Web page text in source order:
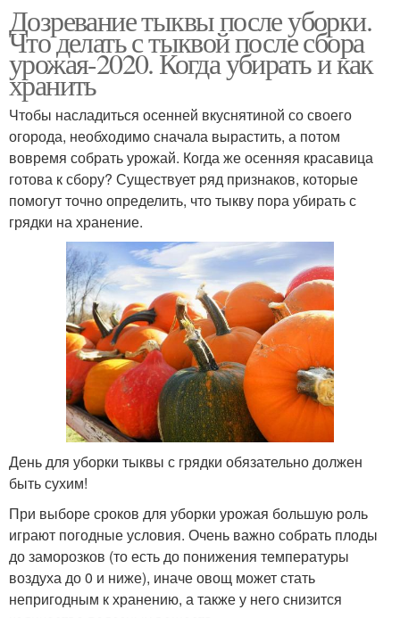
Дозревание тыквы после уборки.
Что делать с тыквой после сбора
урожая-2020. Когда убирать и как
хранить
Чтобы насладиться осенней вкуснятиной со своего
огорода, необходимо сначала вырастить, а потом
вовремя собрать урожай. Когда же осенняя красавица
готова к сбору? Существует ряд признаков, которые
помогут точно определить, что тыкву пора убирать с
грядки на хранение.
День для уборки тыквы с грядки обязательно должен
быть сухим!
При выборе сроков для уборки урожая большую роль
играют погодные условия. Очень важно собрать плоды
до заморозков (то есть до понижения температуры
воздуха до 0 и ниже), иначе овощ может стать
непригодным к хранению, а также у него снизится